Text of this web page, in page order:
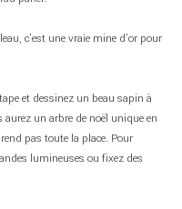
c’est une vraie mine d’or pour
et dessinez un beau sapin à
un arbre de noël unique en
pas toute la place. Pour
lumineuses ou fixez des